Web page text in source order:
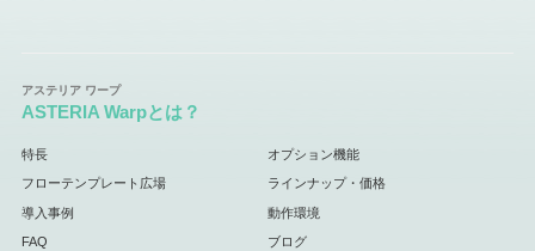
ASTERIA Warpとは？
特長 オプション機能
フローテンプレート広場 ラインナップ・価格
導入事例 動作環境
FAQ ブログ